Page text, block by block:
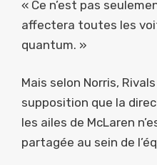
« Ce n’est pas
affectera toutes les
quantum. »
Mais selon Norris,
supposition que la
les ailes de McLaren
partagée au sein de